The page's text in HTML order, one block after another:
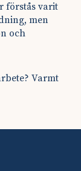
förstås varit
men
och
Varmt